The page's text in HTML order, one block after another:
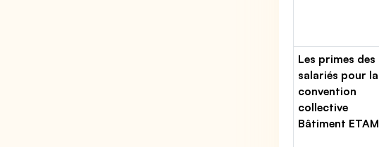
Les primes des
salariés pour la
convention
collective
Bâtiment ETAM